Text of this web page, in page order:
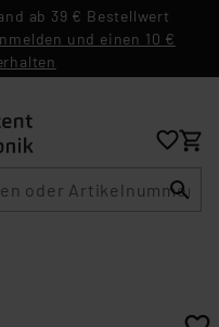
ab 39 € Bestellwert
und einen 10 €